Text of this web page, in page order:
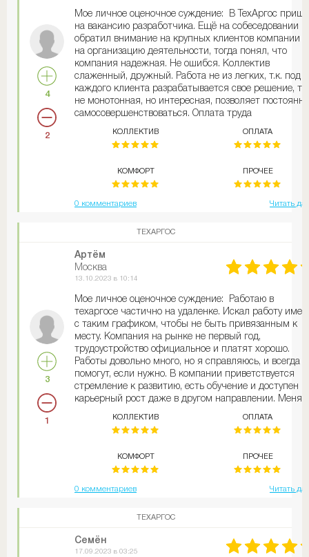
4
2
Мое личное оценочное суждение: В ТехАргос
на вакансию разработчика. Ещё на собеседовании
обратил внимание на крупных клиентов компании и
на организацию деятельности, тогда понял, что
компания надежная. Не ошибся. Коллектив
слаженный, дружный. Работа не из легких, т.к. под
каждого клиента разрабатывается свое решение,
не монотонная, но интересная, позволяет постоянно
самосовершенствоваться. Оплата труда
пожалел, что перешел сюда.
КОЛЛЕКТИВ
КОМФОРТ
ОПЛАТА
ПРОЧЕЕ
0 комментариев Читать
ТЕХАРГОС
3
1
Артём
Москва
13.10.2023 в 10:14
Мое личное оценочное суждение: Работаю в
техаргосе частично на удаленке. Искал работу
с таким графиком, чтобы не быть привязанным к
месту. Компания на рынке не первый год,
трудоустройство официальное и платят хорошо.
Работы довольно много, но я справляюсь, и всегда
помогут, если нужно. В компании приветствуется
стремление к развитию, есть обучение и доступен
карьерный рост даже в другом направлении. Меня
КОЛЛЕКТИВ
КОМФОРТ
ОПЛАТА
ПРОЧЕЕ
0 комментариев Читать
ТЕХАРГОС
Семён
17.09.2023 в 03:25